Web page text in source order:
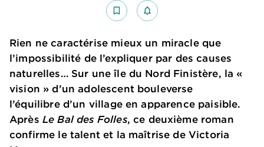
bookmark_border notifications_none_outlined
Rien ne caractérise mieux un miracle que
l’impossibilité de l’expliquer par des causes
naturelles… Sur une île du Nord Finistère, la «
vision » d’un adolescent bouleverse
l’équilibre d’un village en apparence paisible.
Après Le Bal des Folles, ce deuxième roman
confirme le talent et la maîtrise de Victoria